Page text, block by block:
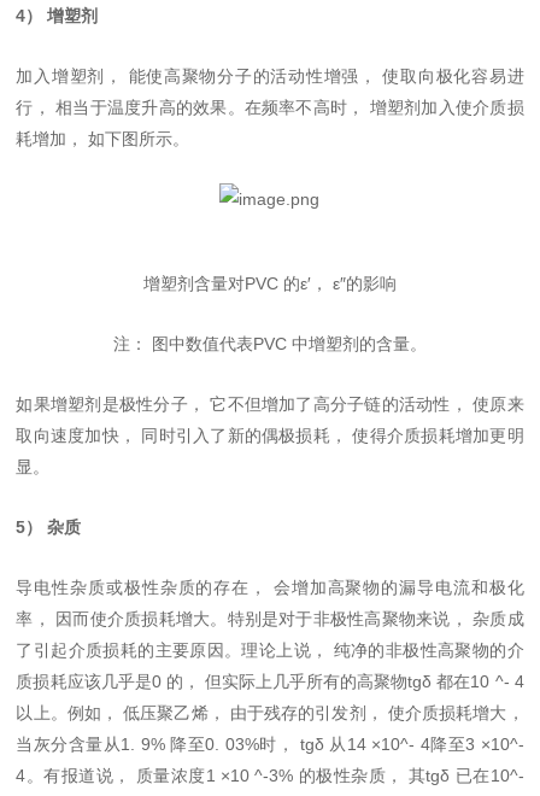
4） 增塑剂
加入增塑剂， 能使高聚物分子的活动性增强， 使取向极化容易进
行， 相当于温度升高的效果。在频率不高时， 增塑剂加入使介质损
耗增加， 如下图所示。
增塑剂含量对PVC 的ε′， ε″的影响
注： 图中数值代表PVC 中增塑剂的含量。
如果增塑剂是极性分子， 它不但增加了高分子链的活动性， 使原来
取向速度加快， 同时引入了新的偶极损耗， 使得介质损耗增加更明
显。
5） 杂质
导电性杂质或极性杂质的存在， 会增加高聚物的漏导电流和极化
率， 因而使介质损耗增大。特别是对于非极性高聚物来说， 杂质成
了引起介质损耗的主要原因。理论上说， 纯净的非极性高聚物的介
质损耗应该几乎是0 的， 但实际上几乎所有的高聚物tgδ 都在10 ^- 4
以上。例如， 低压聚乙烯， 由于残存的引发剂， 使介质损耗增大，
当灰分含量从1. 9% 降至0. 03%时， tgδ 从14 ×10^- 4降至3 ×10^-
4。有报道说， 质量浓度1 ×10^-3% 的极性杂质， 其tgδ 已在10^-